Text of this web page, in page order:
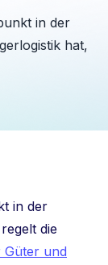
in der
hat,
in der
die
Güter und